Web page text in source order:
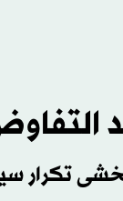
تكرار